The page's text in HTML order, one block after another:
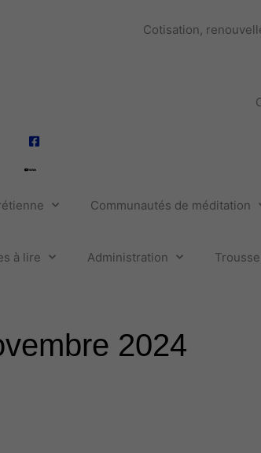
Cotisation,
Communautés de méditation
à lire Administration
2024